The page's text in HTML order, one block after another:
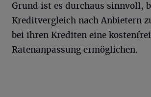
Grund ist es durchaus sinnvoll,
Kreditvergleich nach Anbietern
bei ihren Krediten eine
Ratenanpassung ermöglichen.